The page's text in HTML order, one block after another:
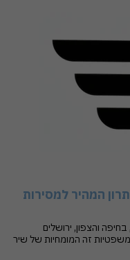
המהיר למסירות
והצפון, ירושלים
משפטיות זה המומחיות של שיר